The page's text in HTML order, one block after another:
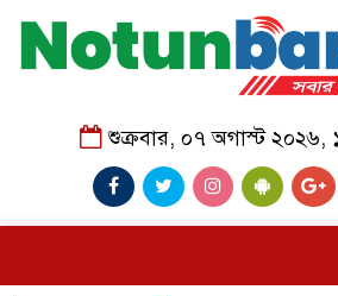
শুক্রবার, ০৭ অগাস্ট ২০২৬,